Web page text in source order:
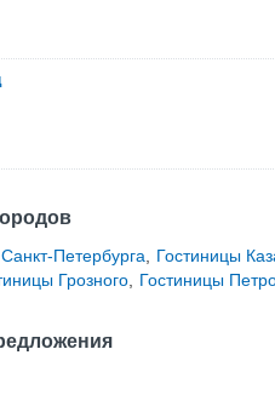
Петербурга
Гостиницы
Грозного Гостиницы